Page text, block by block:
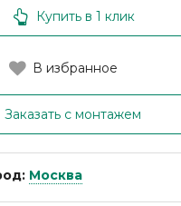
Купить в 1 клик
В избранное
Заказать с монтажем
Москва